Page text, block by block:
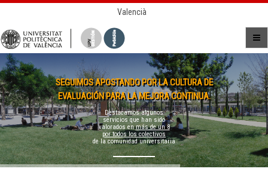
Valencià
SEGUIMOS APOSTANDO POR LA CULTURA DE
EVALUACIÓN PARA LA MEJORA CONTINUA.
Destacamos algunos
servicios que han sido
valorados enmás de un 8
por todos los colectivos
de la comunidad universitaria